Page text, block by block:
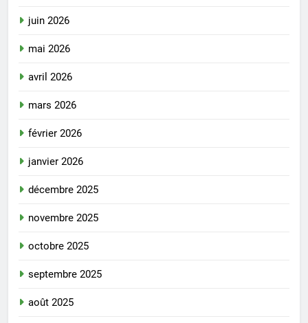
juin 2026
mai 2026
avril 2026
mars 2026
février 2026
janvier 2026
décembre 2025
novembre 2025
octobre 2025
septembre 2025
août 2025